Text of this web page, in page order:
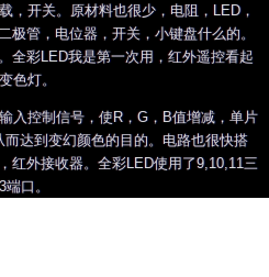
，开关。原材料也很少，电阻，LED，
极管，电位器，开关，小键盘什么的。
全彩LED我是第一次用，红外遥控看起
色灯。
入控制信号，使R，G，B值增减，单片
达到变幻颜色的目的。电路也很快搭
红外接收器。全彩LED使用了9,10,11三
口。